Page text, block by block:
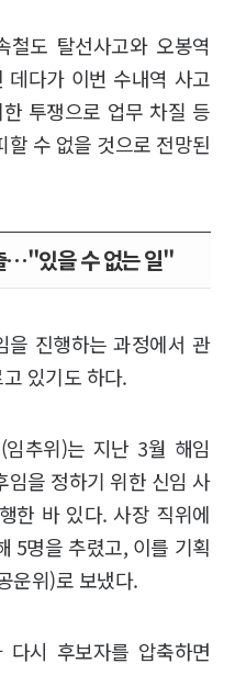
도 탈선사고와 오봉역
데다가 이번 수내역 사고
투쟁으로 업무 차질 등
수 없을 것으로 전망된
…"있을 수 없는 일"
을 진행하는 과정에서 관
있기도 하다.
추위)는 지난 3월 해임
임을 정하기 위한 신임 사
한 바 있다. 사장 직위에
5명을 추렸고, 이를 기획
운위)로 보냈다.
다시 후보자를 압축하면